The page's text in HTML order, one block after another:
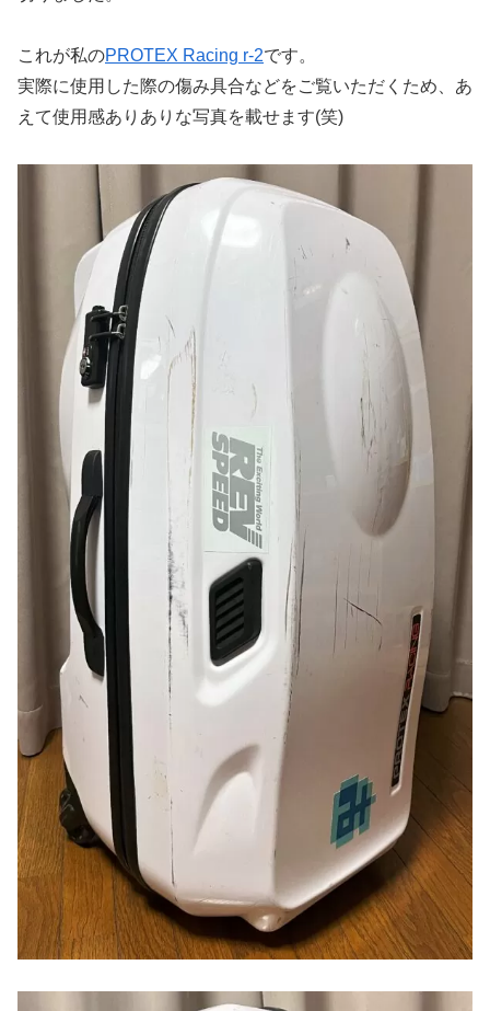
これが私のPROTEX Racing r-2です。
実際に使用した際の傷み具合などをご覧いただくため、あ
えて使用感ありありな写真を載せます(笑)